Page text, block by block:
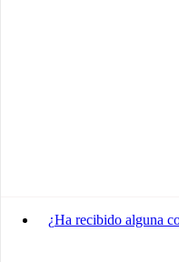
¿Ha recibido alguna